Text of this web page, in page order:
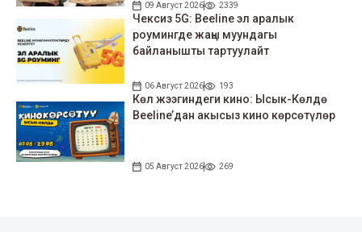
09 Август 2026 2339
Чексиз 5G: Beeline эл аралык
роумингде жаңы муундагы
байланышты тартуулайт
06 Август 2026 193
Көл жээгиндеги кино: Ысык-Көлдө
Beeline’дан акысыз кино көрсөтүлөр
05 Август 2026 269